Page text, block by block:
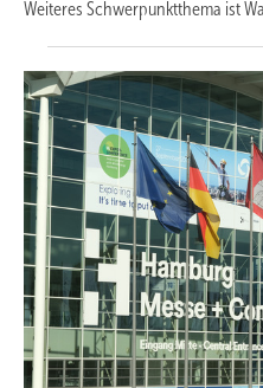
Weiteres Schwerpunktthema ist